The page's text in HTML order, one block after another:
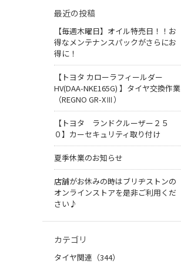
最近の投稿
【毎週木曜日】オイル特売日！！お
得なメンテナンスパックがさらにお
得に！
【トヨタ カローラフィールダー
HV(DAA-NKE165G) 】タイヤ交換作業
（REGNO GR-XⅢ）
【トヨタ ランドクルーザー２５
０】カーセキュリティ取り付け
夏季休業のお知らせ
店舗がお休みの時はブリヂストンの
オンラインストアを是非ご利用くだ
さい♪
カテゴリ
タイヤ関連（344）